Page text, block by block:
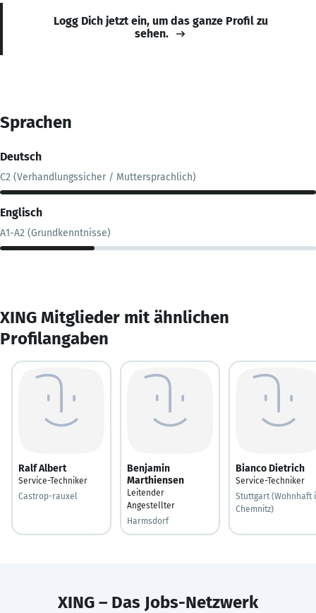
Logg Dich jetzt ein, um das ganze Profil zu
sehen.
Sprachen
Deutsch
C2 (Verhandlungssicher / Muttersprachlich)
Englisch
A1-A2 (Grundkenntnisse)
XING Mitglieder mit ähnlichen
Profilangaben
Ralf Albert
Service-Techniker
Castrop-rauxel
Benjamin
Marthiensen
Leitender
Angestellter
Harmsdorf
Bianco Dietrich
Service-Techniker
Stuttgart (Wohnhaft
Chemnitz)
XING – Das Jobs-Netzwerk